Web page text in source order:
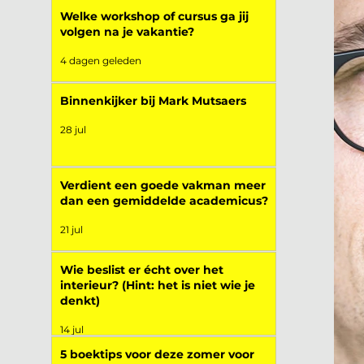
Welke workshop of cursus ga jij
volgen na je vakantie?
4 dagen geleden
Binnenkijker bij Mark Mutsaers
28 jul
Verdient een goede vakman meer
dan een gemiddelde academicus?
21 jul
Wie beslist er écht over het
interieur? (Hint: het is niet wie je
denkt)
14 jul
5 boektips voor deze zomer voor